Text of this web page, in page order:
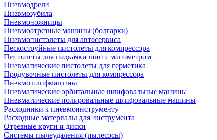
Пневмодрели
Пневмозубила
Пневмоножницы
Пневмоотрезные машины (болгарки)
Пневмопистолеты для автосервиса
Пескоструйные пистолеты для компрессора
Пистолеты для подкачки шин с манометром
Пневматические пистолеты для герметика
Продувочные пистолеты для компрессора
Пневмошлифмашины
Пневматические орбитальные шлифовальные машины
Пневматические полировальные шлифовальные машины
Расходники к пневмоинструменту
Расходные материалы для инструмента
Отрезные круги и диски
Системы пылеудаления (пылесосы)